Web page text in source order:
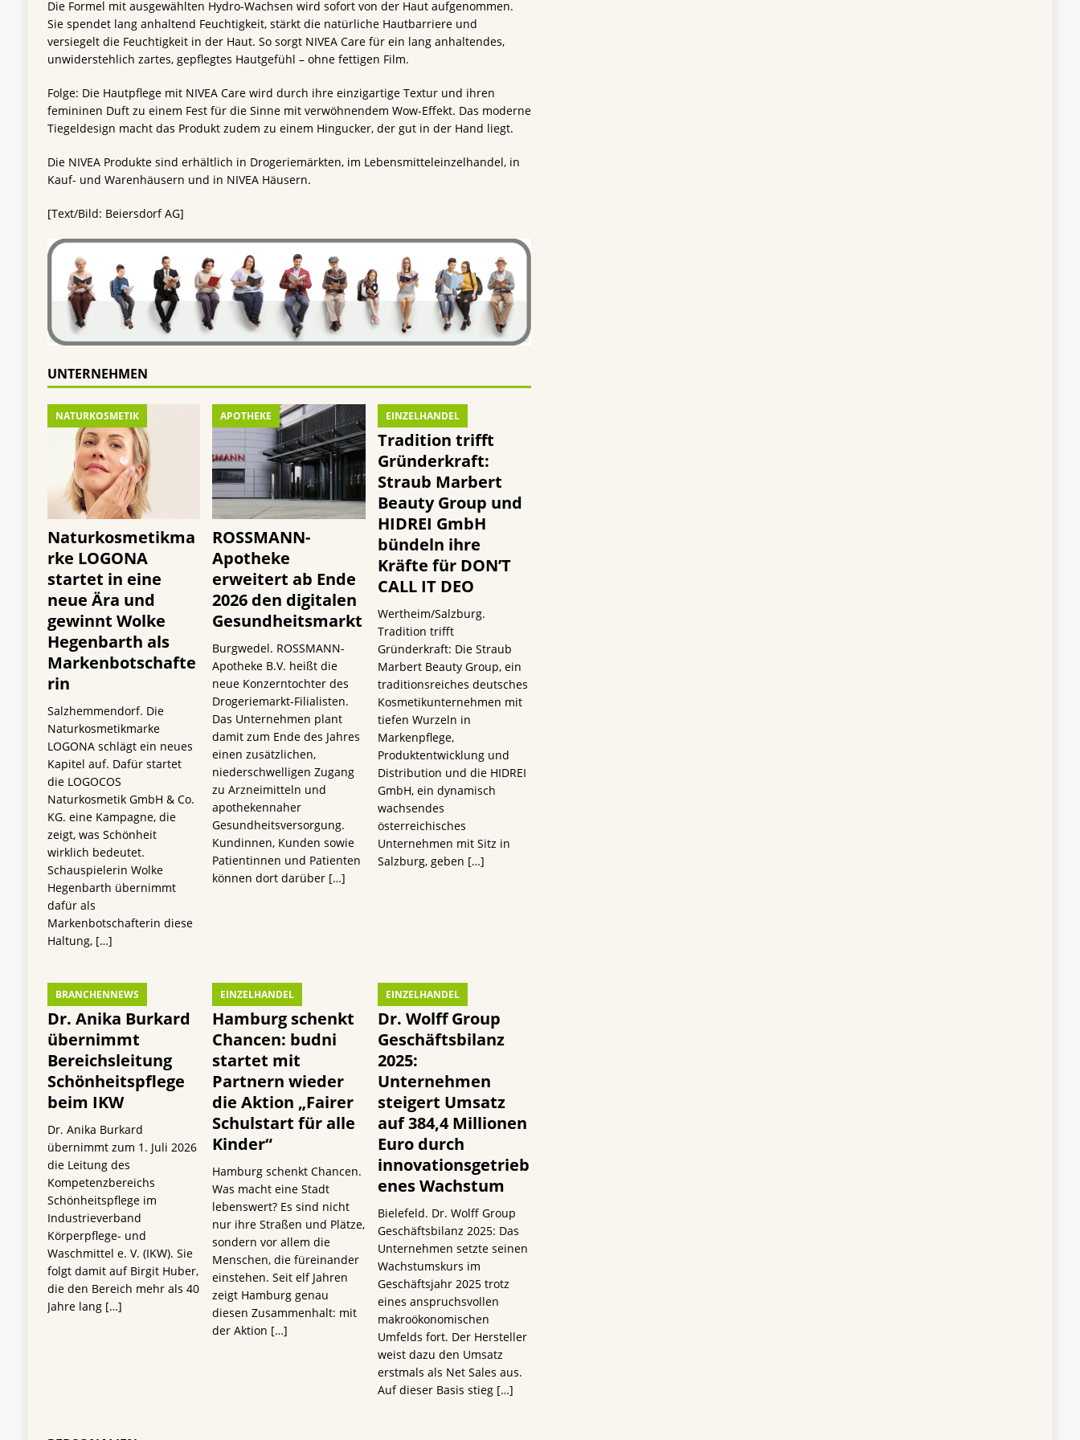
Die Formel mit ausgewählten Hydro-Wachsen wird sofort von der Haut aufgenommen.
Sie spendet lang anhaltend Feuchtigkeit, stärkt die natürliche Hautbarriere und
versiegelt die Feuchtigkeit in der Haut. So sorgt NIVEA Care für ein lang anhaltendes,
unwiderstehlich zartes, gepflegtes Hautgefühl – ohne fettigen Film.
Folge: Die Hautpflege mit NIVEA Care wird durch ihre einzigartige Textur und ihren
femininen Duft zu einem Fest für die Sinne mit verwöhnendem Wow-Effekt. Das moderne
Tiegeldesign macht das Produkt zudem zu einem Hingucker, der gut in der Hand liegt.
Die NIVEA Produkte sind erhältlich in Drogeriemärkten, im Lebensmitteleinzelhandel, in
Kauf- und Warenhäusern und in NIVEA Häusern.
[Text/Bild: Beiersdorf AG]
UNTERNEHMEN
NATURKOSMETIK
Naturkosmetikma
rke LOGONA
startet in eine
neue Ära und
gewinnt Wolke
Hegenbarth als
Markenbotschafte
rin
Salzhemmendorf. Die
Naturkosmetikmarke
LOGONA schlägt ein neues
Kapitel auf. Dafür startet
die LOGOCOS
Naturkosmetik GmbH & Co.
KG. eine Kampagne, die
zeigt, was Schönheit
wirklich bedeutet.
Schauspielerin Wolke
Hegenbarth übernimmt
dafür als
Markenbotschafterin diese
Haltung, […]
APOTHEKE
ROSSMANN-
Apotheke
erweitert ab Ende
2026 den digitalen
Gesundheitsmarkt
Burgwedel. ROSSMANN-
Apotheke B.V. heißt die
neue Konzerntochter des
Drogeriemarkt-Filialisten.
Das Unternehmen plant
damit zum Ende des Jahres
einen zusätzlichen,
niederschwelligen Zugang
zu Arzneimitteln und
apothekennaher
Gesundheitsversorgung.
Kundinnen, Kunden sowie
Patientinnen und Patienten
können dort darüber […]
EINZELHANDEL
Tradition trifft
Gründerkraft:
Straub Marbert
Beauty Group und
HIDREI GmbH
bündeln ihre
Kräfte für DON’T
CALL IT DEO
Wertheim/Salzburg.
Tradition trifft
Gründerkraft: Die Straub
Marbert Beauty Group, ein
traditionsreiches deutsches
Kosmetikunternehmen mit
tiefen Wurzeln in
Markenpflege,
Produktentwicklung und
Distribution und die HIDREI
GmbH, ein dynamisch
wachsendes
österreichisches
Unternehmen mit Sitz in
Salzburg, geben […]
BRANCHENNEWS
Dr. Anika Burkard
übernimmt
Bereichsleitung
Schönheitspflege
beim IKW
Dr. Anika Burkard
übernimmt zum 1. Juli 2026
die Leitung des
Kompetenzbereichs
Schönheitspflege im
Industrieverband
Körperpflege- und
Waschmittel e. V. (IKW). Sie
folgt damit auf Birgit Huber,
die den Bereich mehr als 40
Jahre lang […]
EINZELHANDEL
Hamburg schenkt
Chancen: budni
startet mit
Partnern wieder
die Aktion „Fairer
Schulstart für alle
Kinder“
Hamburg schenkt Chancen.
Was macht eine Stadt
lebenswert? Es sind nicht
nur ihre Straßen und Plätze,
sondern vor allem die
Menschen, die füreinander
einstehen. Seit elf Jahren
zeigt Hamburg genau
diesen Zusammenhalt: mit
der Aktion […]
EINZELHANDEL
Dr. Wolff Group
Geschäftsbilanz
2025:
Unternehmen
steigert Umsatz
auf 384,4 Millionen
Euro durch
innovationsgetrieb
enes Wachstum
Bielefeld. Dr. Wolff Group
Geschäftsbilanz 2025: Das
Unternehmen setzte seinen
Wachstumskurs im
Geschäftsjahr 2025 trotz
eines anspruchsvollen
makroökonomischen
Umfelds fort. Der Hersteller
weist dazu den Umsatz
erstmals als Net Sales aus.
Auf dieser Basis stieg […]